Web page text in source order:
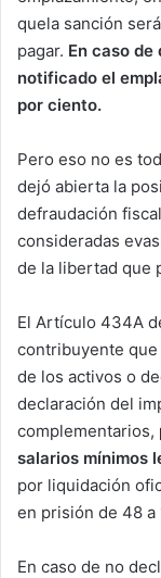
quela sanción
pagar. En caso
notificado el
por ciento.
Pero eso no es
dejó abierta la
defraudación
consideradas
de la libertad que
El Artículo 434A
contribuyente
de los activos o
declaración del
complementarios,
salarios mínimos
por liquidación
en prisión de 48 a
En caso de no